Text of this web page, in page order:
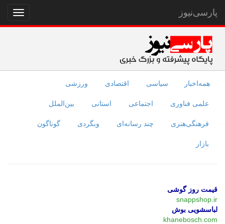
نمایش
منو
پارسی‌نیوز
همه‌اخبار سیاسی اقتصادی ورزشی
علمی فناوری اجتماعی استانی بین‌الملل
فرهنگی‌هنری چند رسانه‌ای وبگردی گوناگون
بازار
قیمت روز گوشی
snappshop.ir
لباسشویی بوش
khanebosch.com